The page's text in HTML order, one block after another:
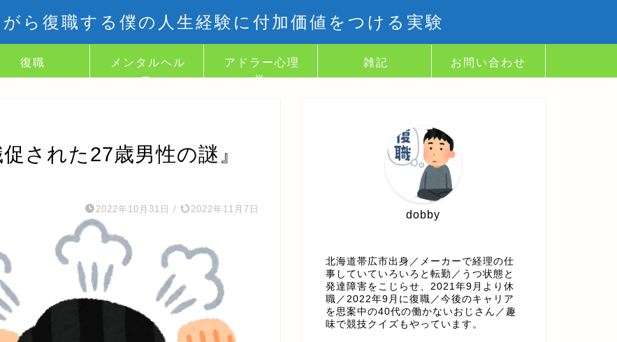
ら復職する僕の人生経験に付加価値をつける実験
復職
メンタルヘル
ス
アドラー心理
学
雑記 お問い合わせ
された27歳男性の謎』
2022年10月31日 / 2022年11月7日 dobby
北海道帯広市出身／メーカーで経理の仕
事していていろいろと転勤／うつ状態と
発達障害をこじらせ、2021年9月より休
職／2022年9月に復職／今後のキャリア
を思案中の40代の働かないおじさん／趣
味で競技クイズもやっています。